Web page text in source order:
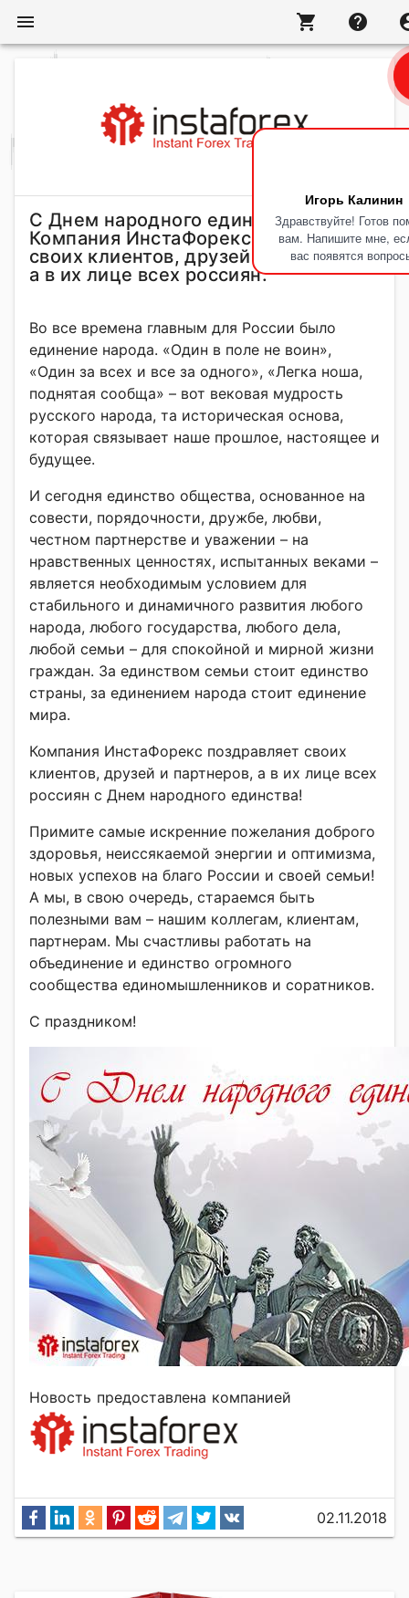
Игорь Калинин
Здравствуйте! Готов
вам. Напишите мне,
вас появятся
menu shopping_cart help
С Днем народного единства!
Компания ИнстаФорекс поздравляет
своих клиентов, друзей и партнеров,
а в их лице всех россиян.
Во все времена главным для России было
единение народа. «Один в поле не воин»,
«Один за всех и все за одного», «Легка ноша,
поднятая сообща» – вот вековая мудрость
русского народа, та историческая основа,
которая связывает наше прошлое, настоящее и
будущее.
И сегодня единство общества, основанное на
совести, порядочности, дружбе, любви,
честном партнерстве и уважении – на
нравственных ценностях, испытанных веками –
является необходимым условием для
стабильного и динамичного развития любого
народа, любого государства, любого дела,
любой семьи – для спокойной и мирной жизни
граждан. За единством семьи стоит единство
страны, за единением народа стоит единение
мира.
Компания ИнстаФорекс поздравляет своих
клиентов, друзей и партнеров, а в их лице всех
россиян с Днем народного единства!
Примите самые искренние пожелания доброго
здоровья, неиссякаемой энергии и оптимизма,
новых успехов на благо России и своей семьи!
А мы, в свою очередь, стараемся быть
полезными вам – нашим коллегам, клиентам,
партнерам. Мы счастливы работать на
объединение и единство огромного
сообщества единомышленников и соратников.
С праздником!
Новость предоставлена компанией
02.11.2018